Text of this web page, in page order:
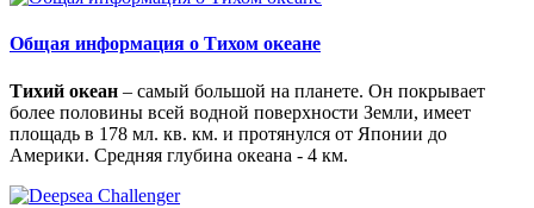
Общая информация о Тихом океане
Тихий океан – самый большой на планете. Он покрывает
более половины всей водной поверхности Земли, имеет
площадь в 178 мл. кв. км. и протянулся от Японии до
Америки. Средняя глубина океана - 4 км.